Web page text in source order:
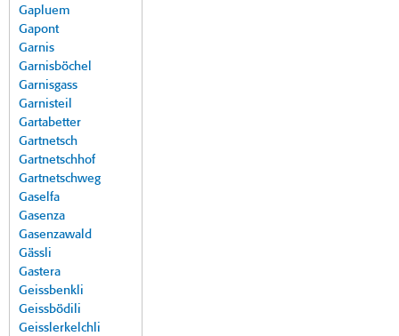
Gapluem
Gapont
Garnis
Garnisböchel
Garnisgass
Garnisteil
Gartabetter
Gartnetsch
Gartnetschhof
Gartnetschweg
Gaselfa
Gasenza
Gasenzawald
Gässli
Gastera
Geissbenkli
Geissbödili
Geisslerkelchli